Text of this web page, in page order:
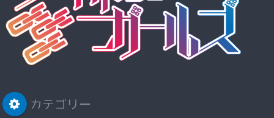
カテゴリー